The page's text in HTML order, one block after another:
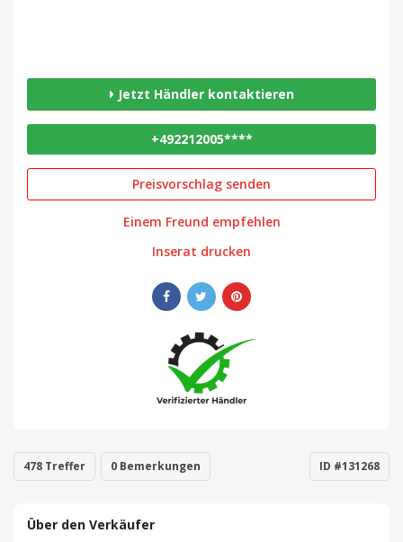
Jetzt Händler kontaktieren
+492212005****
Preisvorschlag senden
Einem Freund empfehlen
Inserat drucken
478 Treffer 0 Bemerkungen ID #131268
Über den Verkäufer